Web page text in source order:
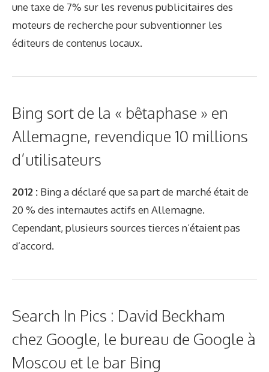
une taxe de 7% sur les revenus publicitaires des
moteurs de recherche pour subventionner les
éditeurs de contenus locaux.
Bing sort de la « bêtaphase » en
Allemagne, revendique 10 millions
d’utilisateurs
2012 : Bing a déclaré que sa part de marché était de
20 % des internautes actifs en Allemagne.
Cependant, plusieurs sources tierces n’étaient pas
d’accord.
Search In Pics : David Beckham
chez Google, le bureau de Google à
Moscou et le bar Bing